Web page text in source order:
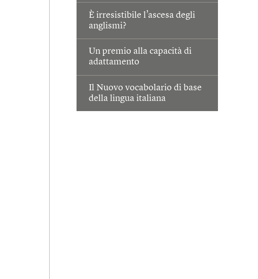
È irresistibile l’ascesa degli
anglismi?
Un premio alla capacità di
adattamento
Il Nuovo vocabolario di base
della lingua italiana